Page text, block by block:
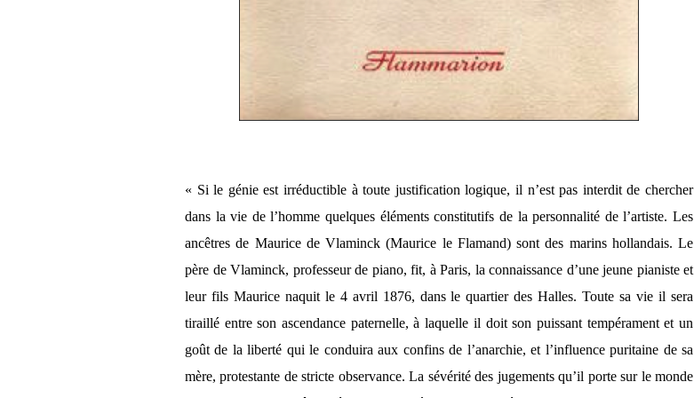
« Si le génie est irréductible à toute justification logique, il n’est pas interdit de chercher
dans la vie de l’homme quelques éléments constitutifs de la personnalité de l’artiste. Les
ancêtres de Maurice de Vlaminck (Maurice le Flamand) sont des marins hollandais. Le
père de Vlaminck, professeur de piano, fit, à Paris, la connaissance d’une jeune pianiste et
leur fils Maurice naquit le 4 avril 1876, dans le quartier des Halles. Toute sa vie il sera
tiraillé entre son ascendance paternelle, à laquelle il doit son puissant tempérament et un
goût de la liberté qui le conduira aux confins de l’anarchie, et l’influence puritaine de sa
mère, protestante de stricte observance. La sévérité des jugements qu’il porte sur le monde